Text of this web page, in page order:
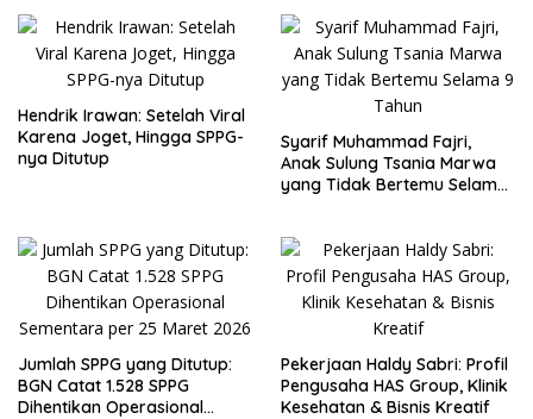
Hendrik Irawan: Setelah Viral
Karena Joget, Hingga SPPG-
nya Ditutup
Syarif Muhammad Fajri,
Anak Sulung Tsania Marwa
yang Tidak Bertemu Selama
Jumlah SPPG yang Ditutup:
BGN Catat 1.528 SPPG
Dihentikan Operasional
Pekerjaan Haldy Sabri: Profil
Pengusaha HAS Group, Klinik
Kesehatan & Bisnis Kreatif